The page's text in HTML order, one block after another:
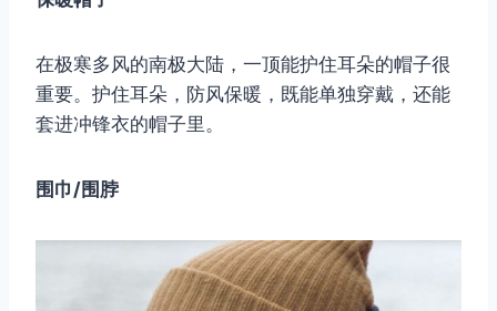
在极寒多风的南极大陆，一顶能护住耳朵的帽子很
重要。护住耳朵，防风保暖，既能单独穿戴，还能
套进冲锋衣的帽子里。
围巾/围脖